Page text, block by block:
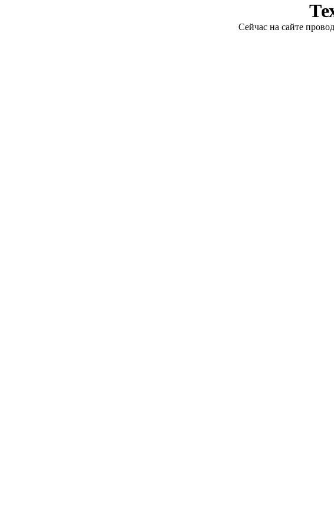
Сейчас на сайте